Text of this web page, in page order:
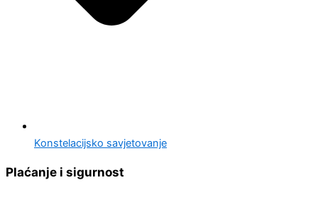
Konstelacijsko savjetovanje
Plaćanje i sigurnost